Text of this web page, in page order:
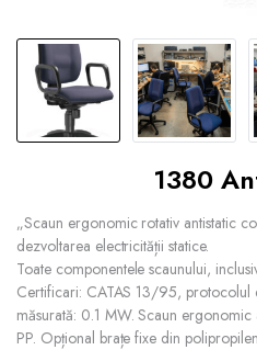
1380
„Scaun ergonomic rotativ antistatic
dezvoltarea electricității statice.
Toate componentele scaunului,
Certificari: CATAS 13/95, protocolul
măsurată: 0.1 MW. Scaun
PP. Opțional brațe fixe din